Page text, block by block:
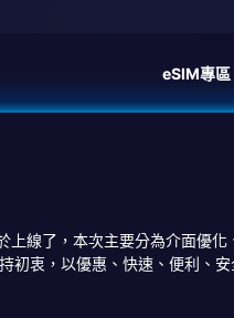
eSIM專區
了，本次主要分為介面優
衷，以優惠、快速、便利、